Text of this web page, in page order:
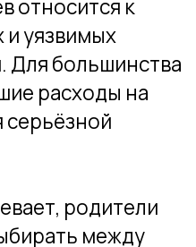
В
без
пор, пока